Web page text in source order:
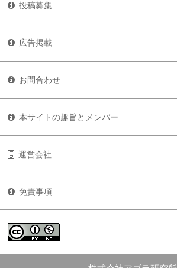
投稿募集
広告掲載
お問合わせ
本サイトの趣旨とメンバー
運営会社
免責事項